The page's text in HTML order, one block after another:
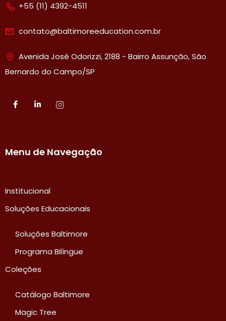
+55 (11) 4392-4511
contato@baltimoreeducation.com.br
Avenida José Odorizzi, 2188 - Bairro Assunção, São
Bernardo do Campo/SP
Menu de Navegação
Institucional
Soluções Educacionais
Soluções Baltimore
Programa Bilíngue
Coleções
Catálogo Baltimore
Magic Tree